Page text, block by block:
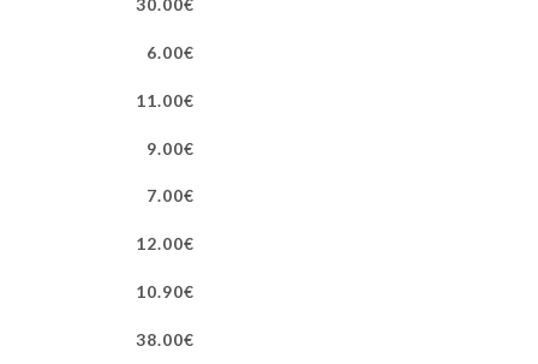
30.00€
6.00€
11.00€
9.00€
7.00€
12.00€
10.90€
38.00€